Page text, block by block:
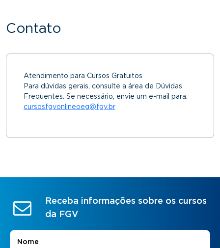
Contato
Atendimento para Cursos Gratuitos
Para dúvidas gerais, consulte a área de Dúvidas
Frequentes. Se necessário, envie um e-mail para:
cursosfgvonlineoeg@fgv.br
Receba informações sobre os cursos
da FGV
Nome